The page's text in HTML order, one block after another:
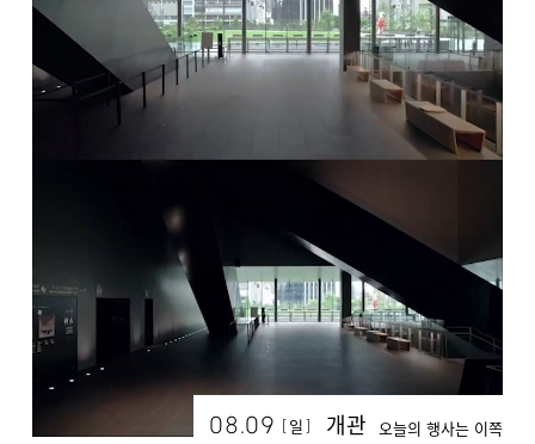
08.09 [ 일 ] 개관 오늘의 행사는 이쪽